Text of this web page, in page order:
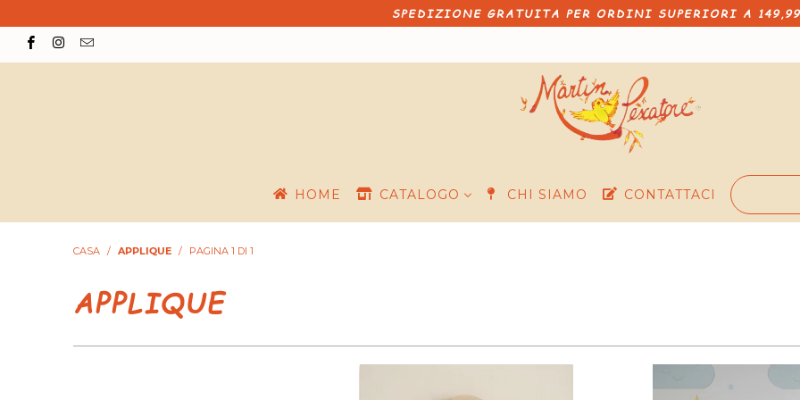
SPEDIZIONE GRATUITA PER ORDINI SUPERIORI A
HOME CATALOGO CHI SIAMO CONTATTACI
CASA / APPLIQUE / PAGINA 1 DI 1
APPLIQUE